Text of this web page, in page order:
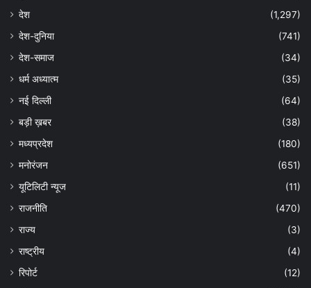
देश
(1,297)
देश-दुनिया
(741)
देश-समाज
(34)
धर्म अध्यात्म
(35)
नई दिल्ली
(64)
बड़ी ख़बर
(38)
मध्यप्रदेश
(180)
मनोरंजन
(651)
यूटिलिटी न्यूज
(11)
राजनीति
(470)
राज्य
(3)
राष्ट्रीय
(4)
रिपोर्ट
(12)